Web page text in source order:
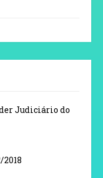
Judiciário do
2018